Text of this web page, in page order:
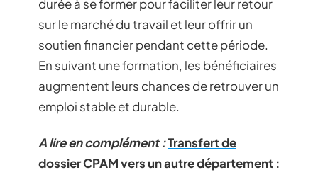
durée à se former pour faciliter leur retour
sur le marché du travail et leur offrir un
soutien financier pendant cette période.
En suivant une formation, les bénéficiaires
augmentent leurs chances de retrouver un
emploi stable et durable.
A lire en complément :Transfert de
dossier CPAM vers un autre département :